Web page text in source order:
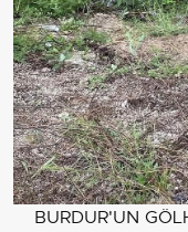
BURDUR'UN